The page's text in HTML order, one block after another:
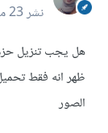
نشر23 مايو 2021
الصور